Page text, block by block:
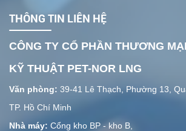
THÔNG TIN LIÊN HỆ
CÔNG TY CỔ PHẦN THƯƠNG MẠI
KỸ THUẬT PET-NOR LNG
Văn phòng: 39-41 Lê Thạch, Phường 13,
TP. Hồ Chí Minh
Nhà máy: Cổng kho BP - kho B,